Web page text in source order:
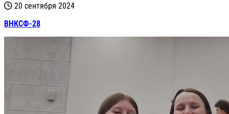
20 сентября 2024
ВНКСФ-28